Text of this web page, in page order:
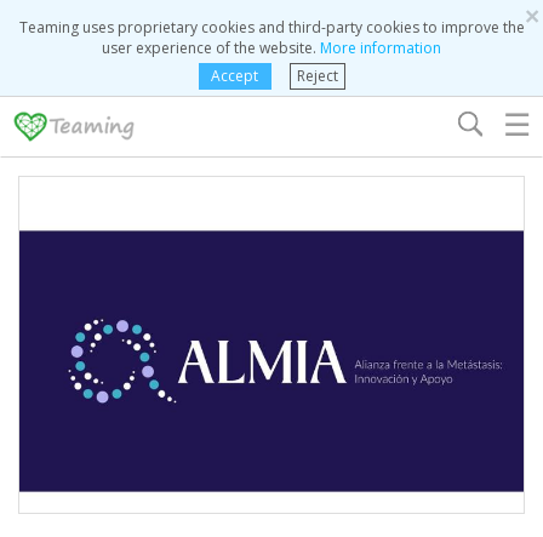
×
Teaming uses proprietary cookies and third-party cookies to improve the
user experience of the website. More information
Accept
Reject
☰